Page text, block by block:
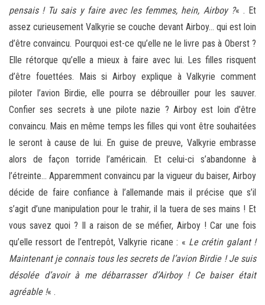
pensais ! Tu sais y faire avec les femmes, hein, Airboy ?« . Et
assez curieusement Valkyrie se couche devant Airboy… qui est loin
d’être convaincu. Pourquoi est-ce qu’elle ne le livre pas à Oberst ?
Elle rétorque qu’elle a mieux à faire avec lui. Les filles risquent
d’être fouettées. Mais si Airboy explique à Valkyrie comment
piloter l’avion Birdie, elle pourra se débrouiller pour les sauver.
Confier ses secrets à une pilote nazie ? Airboy est loin d’être
convaincu. Mais en même temps les filles qui vont être souhaitées
le seront à cause de lui. En guise de preuve, Valkyrie embrasse
alors de façon torride l’américain. Et celui-ci s’abandonne à
l’étreinte… Apparemment convaincu par la vigueur du baiser, Airboy
décide de faire confiance à l’allemande mais il précise que s’il
s’agit d’une manipulation pour le trahir, il la tuera de ses mains ! Et
vous savez quoi ? Il a raison de se méfier, Airboy ! Car une fois
qu’elle ressort de l’entrepôt, Valkyrie ricane : « Le crétin galant !
Maintenant je connais tous les secrets de l’avion Birdie ! Je suis
désolée d’avoir à me débarrasser d’Airboy ! Ce baiser était
agréable !« .